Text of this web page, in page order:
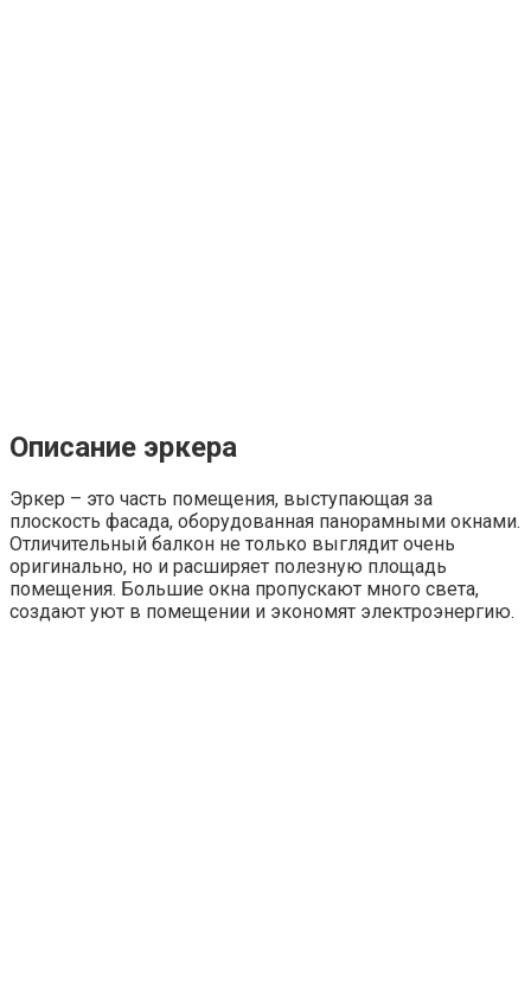
Описание эркера
Эркер – это часть помещения, выступающая за
плоскость фасада, оборудованная панорамными окнами.
Отличительный балкон не только выглядит очень
оригинально, но и расширяет полезную площадь
помещения. Большие окна пропускают много света,
создают уют в помещении и экономят электроэнергию.